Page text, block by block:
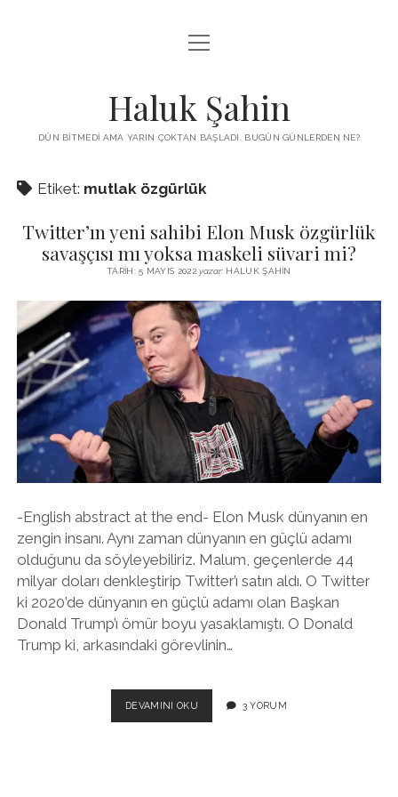
KUTUP YILDIZI
MENDIREK YAZILARI
ADA
İYI YAŞAM VE MUTLULUK ÜZERINE
BABIALI’DE CINAYET
PROGRAMLAR
BIZ KIMIZ?
DERS NOTLARI – LECTURE NOTES
MED 532 SPRING ‘25
YAZMADAN EDEMEDIM
HABERLER / NEWS
twitterfacebookinstagram
menüyü
aç
Haluk Şahin
DÜN BITMEDI AMA YARIN ÇOKTAN BAŞLADI. BUGÜN GÜNLERDEN NE?
Etiket: mutlak özgürlük
Twitter’ın yeni sahibi Elon Musk özgürlük
savaşçısı mı yoksa maskeli süvari mi?
TARIH: 5 MAYIS 2022yazar: HALUK ŞAHIN
-English abstract at the end- Elon Musk dünyanın en
zengin insanı. Aynı zaman dünyanın en güçlü adamı
olduğunu da söyleyebiliriz. Malum, geçenlerde 44
milyar doları denkleştirip Twitter’ı satın aldı. O Twitter
ki 2020’de dünyanın en güçlü adamı olan Başkan
Donald Trump’ı ömür boyu yasaklamıştı. O Donald
Trump ki, arkasındaki görevlinin…
DEVAMINI OKUTWITTER’IN
YENI
3 YORUM